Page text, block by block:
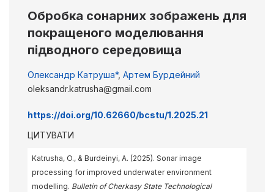
Обробка сонарних зображень для
покращеного моделювання
підводного середовища
Олександр Катруша*, Артем Бурдейний
oleksandr.katrusha@gmail.com
https://doi.org/10.62660/bcstu/1.2025.21
ЦИТУВАТИ
Katrusha, O., & Burdeinyi, A. (2025). Sonar image
processing for improved underwater environment
modelling. Bulletin of Cherkasy State Technological